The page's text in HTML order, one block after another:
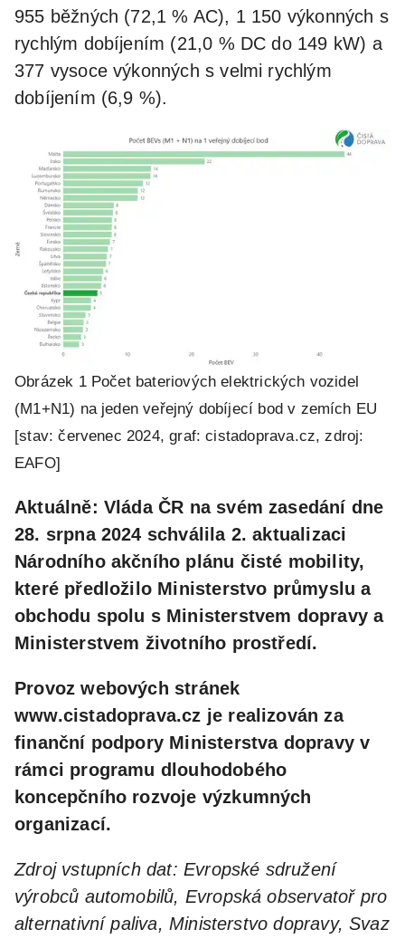
955 běžných (72,1 % AC), 1 150 výkonných s
rychlým dobíjením (21,0 % DC do 149 kW) a
377 vysoce výkonných s velmi rychlým
dobíjením (6,9 %).
Obrázek 1 Počet bateriových elektrických vozidel
(M1+N1) na jeden veřejný dobíjecí bod v zemích EU
[stav: červenec 2024, graf: cistadoprava.cz, zdroj:
EAFO]
Aktuálně: Vláda ČR na svém zasedání dne
28. srpna 2024 schválila 2. aktualizaci
Národního akčního plánu čisté mobility,
které předložilo Ministerstvo průmyslu a
obchodu spolu s Ministerstvem dopravy a
Ministerstvem životního prostředí.
Provoz webových stránek
www.cistadoprava.cz je realizován za
finanční podpory Ministerstva dopravy v
rámci programu dlouhodobého
koncepčního rozvoje výzkumných
organizací.
Zdroj vstupních dat: Evropské sdružení
výrobců automobilů, Evropská observatoř pro
alternativní paliva, Ministerstvo dopravy, Svaz